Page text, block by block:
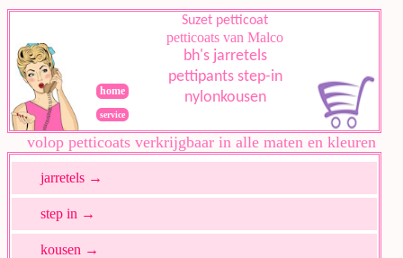
home
service
Suzet petticoat
petticoats van Malco
bh's jarretels
pettipants step-in
nylonkousen
volop petticoats verkrijgbaar in alle maten en kleuren